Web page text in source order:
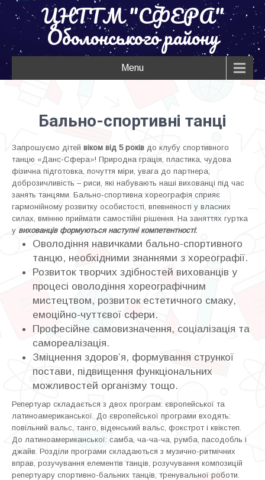
ЦНТТМ "СФЕРА"
Оболонського району
Menu
Бально-спортивні танці
Запрошуємо дітей віком від 5 років до клубу спортивного
танцю «Данс-Сфера»! Природна грація, пластика, чудова
фізична підготовка, почуття міри, увага до партнера,
доброзичливість – риси, які набувають наші вихованці під час
занять танцями. Бально-спортивна хореографія сприяє
гармонійному розвитку особистості, впевненості у власних
силах, вмінню приймати самостійні рішення. На заняттях гуртка
у вихованців формуються наступні компетентності:
Оволодіння навичками бально-спортивного
танцю, необхідними знаннями з хореографії.
Розвиток творчих здібностей вихованців у
процесі оволодіння хореографічним
мистецтвом, розвиток естетичного смаку,
емоційно-чуттєвої сфери.
Професійне самовизначення, соціалізація та
самореалізація.
Зміцнення здоров’я, формування стрункої
постави, підвищення функціональних
можливостей організму тощо.
Репертуар складається з двох програм: європейської та
латиноамериканської. До європейської програми входять:
повільний вальс, танго, віденський вальс, фокстрот і квікстеп.
До латиноамериканської: самба, ча-ча-ча, румба, пасодобль і
джайв. Розділи програми складаються з музично-ритмічних
вправ, розучування елементів танців, розучування композицій
репертуару спортивно-бальних танців, тренувальної роботи.